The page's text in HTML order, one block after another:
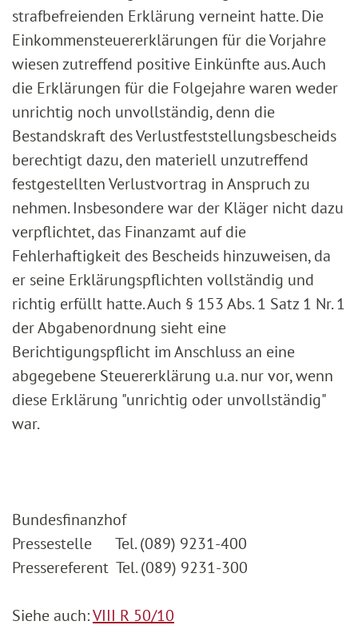
strafbefreienden Erklärung verneint hatte. Die
Einkommensteuererklärungen für die Vorjahre
wiesen zutreffend positive Einkünfte aus. Auch
die Erklärungen für die Folgejahre waren weder
unrichtig noch unvollständig, denn die
Bestandskraft des Verlustfeststellungsbescheids
berechtigt dazu, den materiell unzutreffend
festgestellten Verlustvortrag in Anspruch zu
nehmen. Insbesondere war der Kläger nicht dazu
verpflichtet, das Finanzamt auf die
Fehlerhaftigkeit des Bescheids hinzuweisen, da
er seine Erklärungspflichten vollständig und
richtig erfüllt hatte. Auch § 153 Abs. 1 Satz 1 Nr. 1
der Abgabenordnung sieht eine
Berichtigungspflicht im Anschluss an eine
abgegebene Steuererklärung u.a. nur vor, wenn
diese Erklärung "unrichtig oder unvollständig"
war.
Bundesfinanzhof
Pressestelle Tel. (089) 9231-400
Pressereferent Tel. (089) 9231-300
Siehe auch:VIII R 50/10